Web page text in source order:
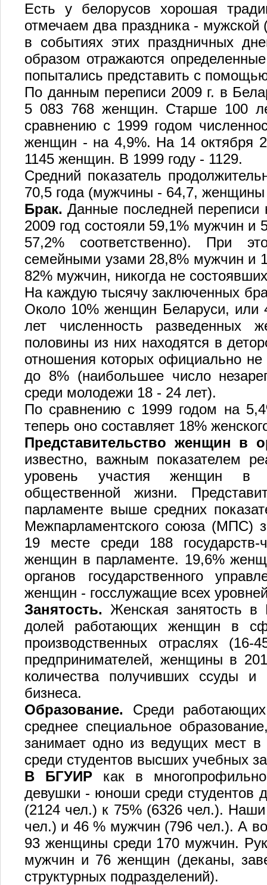
Есть у белорусов хорошая
отмечаем два праздника -
в событиях этих праздничных
образом отражаются
попытались представить с
По данным переписи 2009 г. в
5 083 768 женщин. Старше 100
сравнению с 1999 годом
женщин - на 4,9%. На 14 октября
1145 женщин. В 1999 году - 1129.
Средний показатель
70,5 года (мужчины - 64,7,
Брак.Данные последней переписи
2009 год состояли 59,1% мужчин
57,2% соответственно). При
семейными узами 28,8% мужчин и
82% мужчин, никогда не
На каждую тысячу заключенных
Около 10% женщин Беларуси, или
лет численность
половины из них находятся в
отношения которых официально
до 8% (наибольшее число
среди молодежи 18 - 24 лет).
По сравнению с 1999 годом на
теперь оно составляет 18%
Представительство женщин в
известно, важным показателем
уровень участия женщин в
общественной жизни.
парламенте выше средних
Межпарламентского союза (МПС)
19 месте среди 188
женщин в парламенте. 19,6%
органов государственного
женщин - госслужащие всех
Занятость. Женская занятость в
долей работающих женщин в
производственных отраслях
предпринимателей, женщины в
количества получивших ссуды и
бизнеса.
Образование. Среди
среднее специальное
занимает одно из ведущих мест
среди студентов высших учебных
В БГУИР как в
девушки - юноши среди студентов
(2124 чел.) к 75% (6326 чел.).
чел.) и 46 % мужчин (796 чел.). А
93 женщины среди 170 мужчин.
мужчин и 76 женщин (деканы,
структурных подразделений).